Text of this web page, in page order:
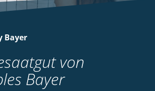
Bayer
von
Bayer